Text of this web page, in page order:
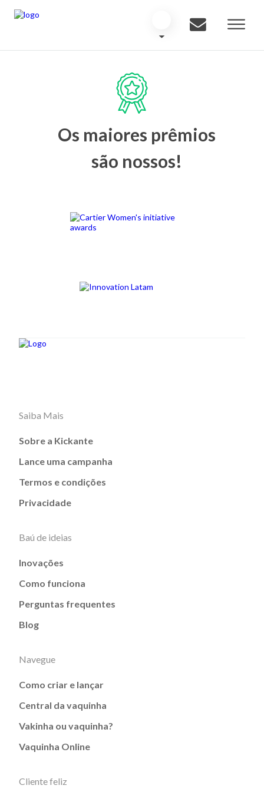
Os maiores prêmios
são nossos!
Saiba Mais
Sobre a Kickante
Lance uma campanha
Termos e condições
Privacidade
Baú de ideias
Inovações
Como funciona
Perguntas frequentes
Blog
Navegue
Como criar e lançar
Central da vaquinha
Vakinha ou vaquinha?
Vaquinha Online
Cliente feliz